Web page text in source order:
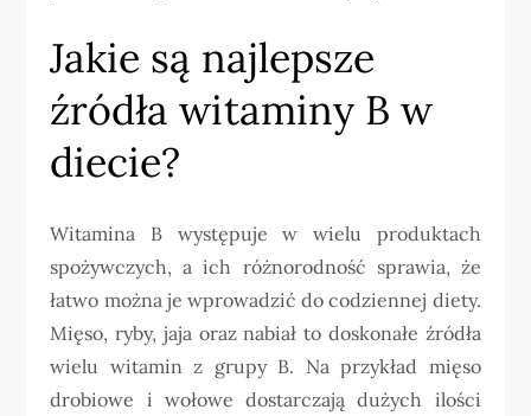
Jakie są najlepsze
źródła witaminy B w
diecie?
Witamina B występuje w wielu produktach
spożywczych, a ich różnorodność sprawia, że
łatwo można je wprowadzić do codziennej diety.
Mięso, ryby, jaja oraz nabiał to doskonałe źródła
wielu witamin z grupy B. Na przykład mięso
drobiowe i wołowe dostarczają dużych ilości